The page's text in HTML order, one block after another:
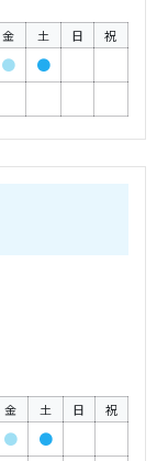
金 土 日 祝
●
●
金 土 日 祝
●
●